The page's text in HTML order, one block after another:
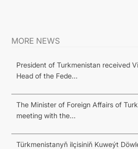
MORE NEWS
President of Turkmenistan received
Head of the Fede...
The Minister of Foreign Affairs of
meeting with the...
Türkmenistanyň ilçisiniň Kuweýt